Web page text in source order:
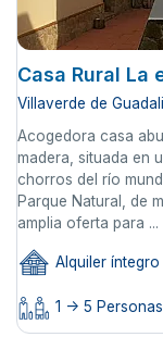
Casa Rural La
Villaverde de
Acogedora casa
madera, situada en
chorros del río
Parque Natural, de
amplia oferta para ...
Alquiler íntegro
1 -> 5 Personas